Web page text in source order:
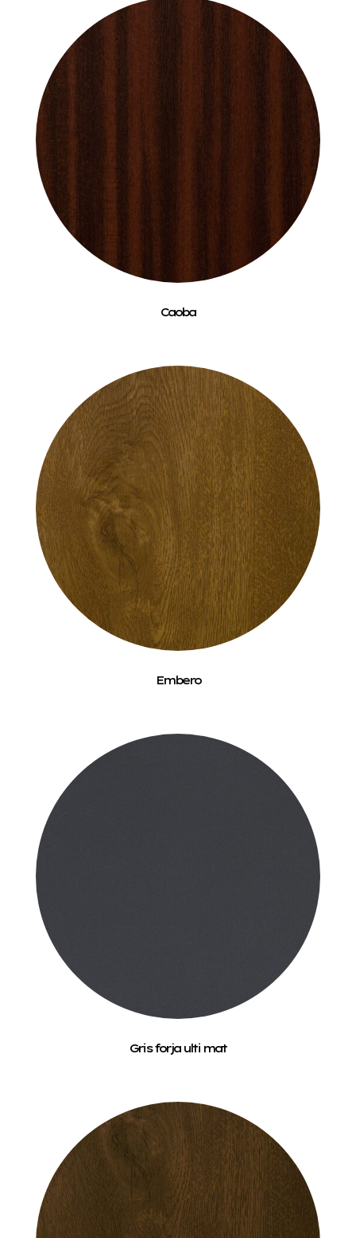
Caoba
Embero
Gris forja ulti mat